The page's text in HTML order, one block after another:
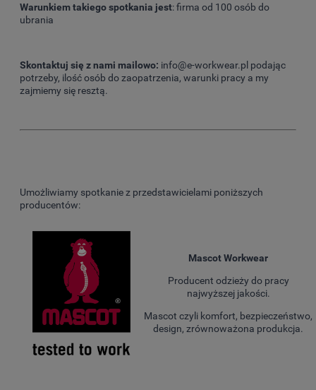
Warunkiem takiego spotkania jest: firma od 100 osób do
ubrania
Skontaktuj się z nami mailowo: info@e-workwear.pl podając
potrzeby, ilość osób do zaopatrzenia, warunki pracy a my
zajmiemy się resztą.
Umożliwiamy spotkanie z przedstawicielami poniższych
producentów:
Mascot Workwear
Producent odzieży do pracy
najwyższej jakości.
Mascot czyli komfort, bezpieczeństwo,
design, zrównoważona produkcja.